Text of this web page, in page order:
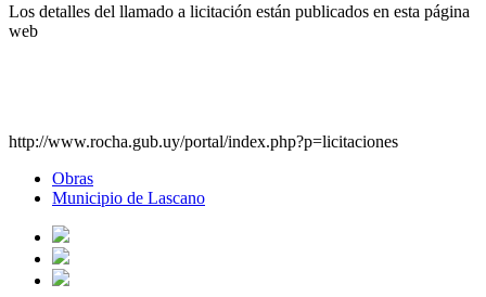
Los detalles del llamado a licitación están publicados en esta página
web
http://www.rocha.gub.uy/portal/index.php?p=licitaciones
Obras
Municipio de Lascano